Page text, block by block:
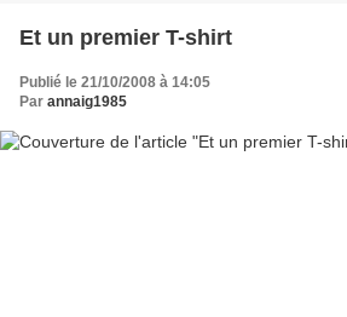
Et un premier T-shirt
Publié le 21/10/2008 à 14:05
Par annaig1985